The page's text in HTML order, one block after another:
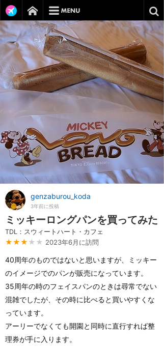
genzaburou_koda
3年前に投稿
ミッキーロングパンを買ってみた
TDL：スウィートハート・カフェ
★★★ ★★ 2023年6月に訪問
40周年のものではないと思いますが、ミッキー
のイメージでのパンが販売になっています。
35周年の時のフェイスパンのときは尋常でない
混雑でしたが、その時に比べると買いやすくな
っています。
アーリーでなくても開園と同時に直行すれば整
理券が手に入ります。